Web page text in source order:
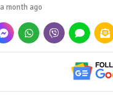
a month ago